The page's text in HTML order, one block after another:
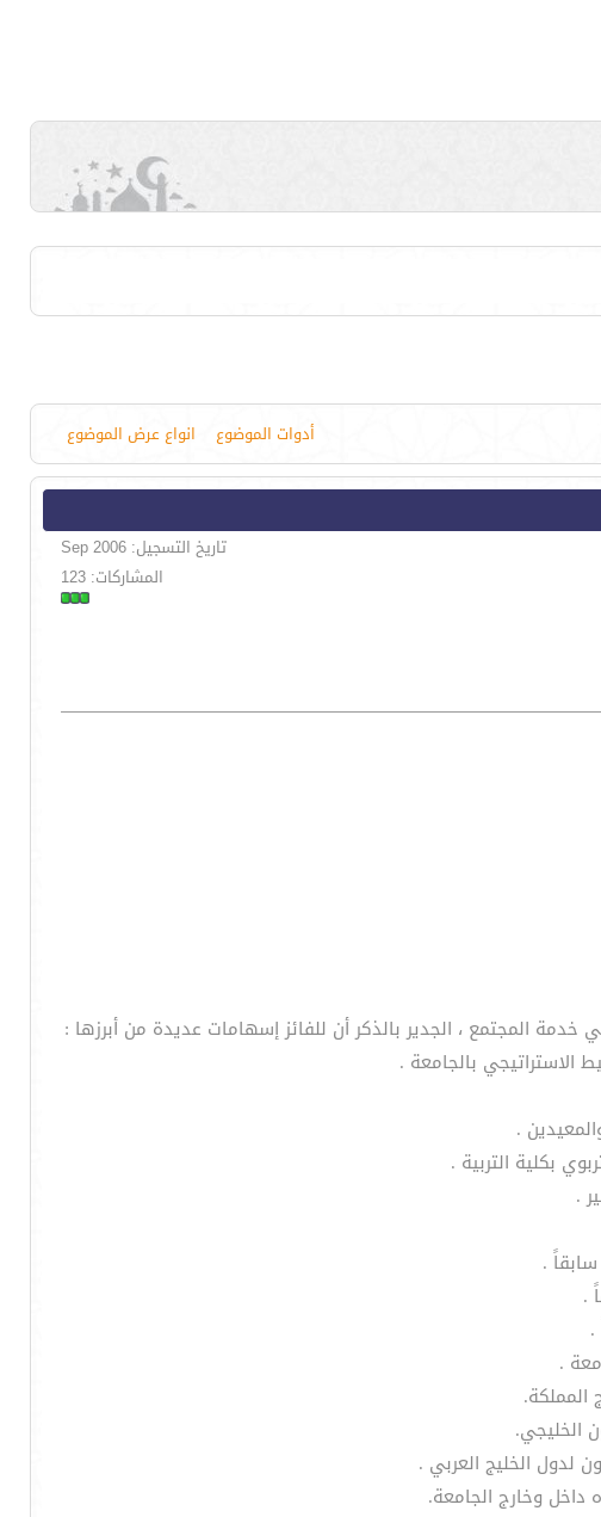
أدوات الموضوع انواع عرض الموضوع
تاريخ التسجيل: Sep 2006
المشاركات: 123
خدمة المجتمع ، الجدير بالذكر أن للفائز إسهامات عديدة من أبرزها :
الاستراتيجي بالجامعة .
.
بكلية التربية .
.
.
.
.
.
الخليجي.
لدول الخليج العربي .
داخل وخارج الجامعة.